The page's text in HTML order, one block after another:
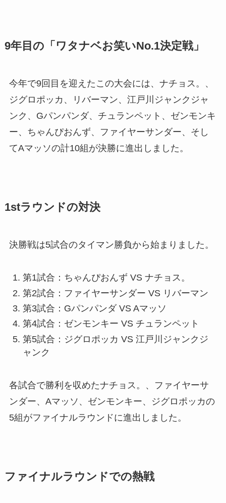
9年目の「ワタナベお笑いNo.1決定戦」
今年で9回目を迎えたこの大会には、ナチョス。、
ジグロポッカ、リバーマン、江戸川ジャンクジャ
ンク、Gパンパンダ、チュランペット、ゼンモンキ
ー、ちゃんぴおんず、ファイヤーサンダー、そし
てAマッソの計10組が決勝に進出しました。
1stラウンドの対決
決勝戦は5試合のタイマン勝負から始まりました。
第1試合：ちゃんぴおんず VS ナチョス。
第2試合：ファイヤーサンダー VS リバーマン
第3試合：Gパンパンダ VS Aマッソ
第4試合：ゼンモンキー VS チュランペット
第5試合：ジグロポッカ VS 江戸川ジャンクジ
ャンク
各試合で勝利を収めたナチョス。、ファイヤーサ
ンダー、Aマッソ、ゼンモンキー、ジグロポッカの
5組がファイナルラウンドに進出しました。
ファイナルラウンドでの熱戦